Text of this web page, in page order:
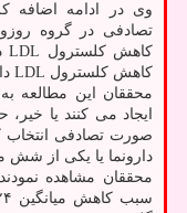
وی در ادامه
کاهش کلسترول LDL داشتند.»
محققان این مطالعه به
صورت تصادفی انتخاب
دارونما یا یکی از شش